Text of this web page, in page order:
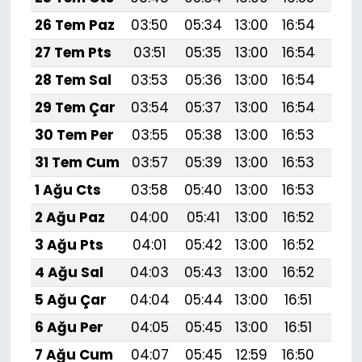
26 Tem Paz
03:50 05:34 13:00 16:54
27 Tem Pts
03:51 05:35 13:00 16:54
28 Tem Sal
03:53 05:36 13:00 16:54
29 Tem Çar
03:54 05:37 13:00 16:54
30 Tem Per
03:55 05:38 13:00 16:53
31 Tem Cum
03:57 05:39 13:00 16:53
1 Ağu Cts
03:58 05:40 13:00 16:53
2 Ağu Paz
04:00 05:41 13:00 16:52
3 Ağu Pts
04:01 05:42 13:00 16:52
4 Ağu Sal
04:03 05:43 13:00 16:52
5 Ağu Çar
04:04 05:44 13:00 16:51
6 Ağu Per
04:05 05:45 13:00 16:51
7 Ağu Cum
04:07 05:45 12:59 16:50